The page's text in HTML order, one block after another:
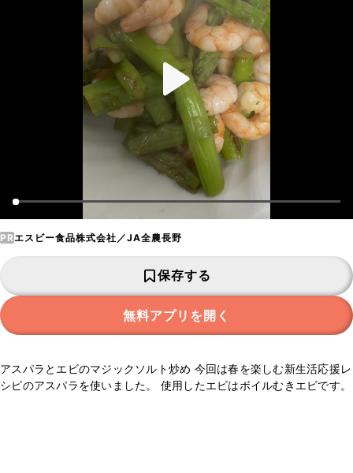
PR エスビー食品株式会社／JA全農長野
保存する
無料アプリを開く
アスパラとエビのマジックソルト炒め 今回は春を楽しむ新生活応援レ
シピのアスパラを使いました。 使用したエビはボイルむきエビです。